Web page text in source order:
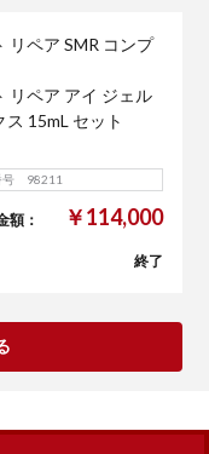
リペア SMR コンプ
リペア アイ ジェル
15mL セット
号 98211
額： ￥114,000
終了